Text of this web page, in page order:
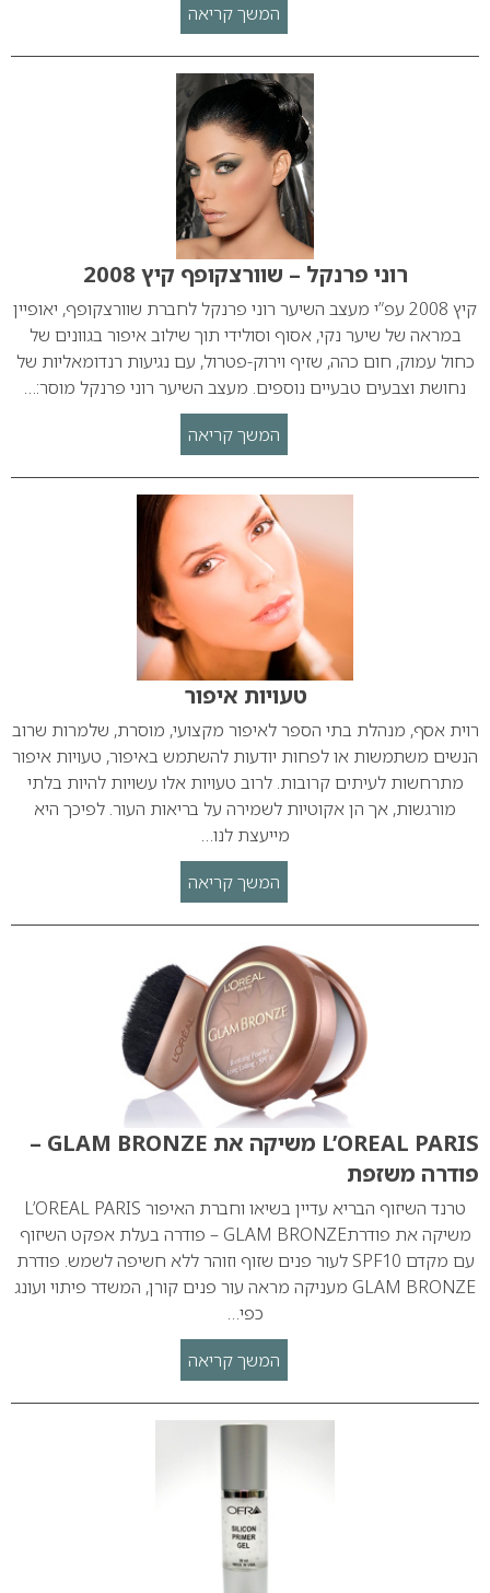
המשך קריאה
רוני פרנקל – שוורצקופף קיץ 2008
קיץ 2008 עפ”י מעצב השיער רוני פרנקל לחברת שוורצקופף, יאופיין
במראה של שיער נקי, אסוף וסולידי תוך שילוב איפור בגוונים של
כחול עמוק, חום כהה, שזיף וירוק-פטרול, עם נגיעות רנדומאליות של
נחושת וצבעים טבעיים נוספים. מעצב השיער רוני פרנקל מוסר:…
המשך קריאה
טעויות איפור
רוית אסף, מנהלת בתי הספר לאיפור מקצועי, מוסרת, שלמרות שרוב
הנשים משתמשות או לפחות יודעות להשתמש באיפור, טעויות איפור
מתרחשות לעיתים קרובות. לרוב טעויות אלו עשויות להיות בלתי
מורגשות, אך הן אקוטיות לשמירה על בריאות העור. לפיכך היא
מייעצת לנו…
המשך קריאה
L’OREAL PARIS משיקה את GLAM BRONZE –
פודרה משזפת
טרנד השיזוף הבריא עדיין בשיאו וחברת האיפור L’OREAL PARIS
משיקה את פודרתGLAM BRONZE – פודרה בעלת אפקט השיזוף
עם מקדם SPF10 לעור פנים שזוף וזוהר ללא חשיפה לשמש. פודרת
GLAM BRONZE מעניקה מראה עור פנים קורן, המשדר פיתוי ועונג
כפי…
המשך קריאה